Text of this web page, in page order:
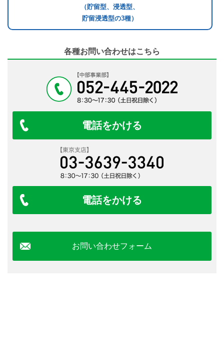
（貯留型、浸透型、
貯留浸透型の3種）
各種お問い合わせはこちら
電話をかける
電話をかける
お問い合わせフォーム